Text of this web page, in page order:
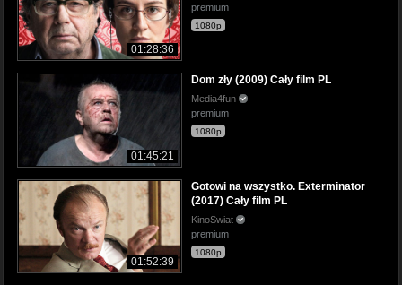
01:28:36
premium
1080p
01:45:21
Dom zły (2009) Cały film PL
Media4fun
premium
1080p
01:52:39
Gotowi na wszystko. Exterminator
(2017) Cały film PL
KinoSwiat
premium
1080p